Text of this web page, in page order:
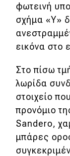
φωτεινή
σχήμα «Υ»
εικόνα στο
Στο πίσω
λωρίδα
στοιχείο
προνόμιο
Sandero,
μπάρες